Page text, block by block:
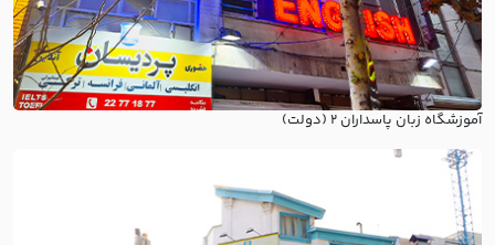
آموزشگاه زبان پاسداران ۲ (دولت)